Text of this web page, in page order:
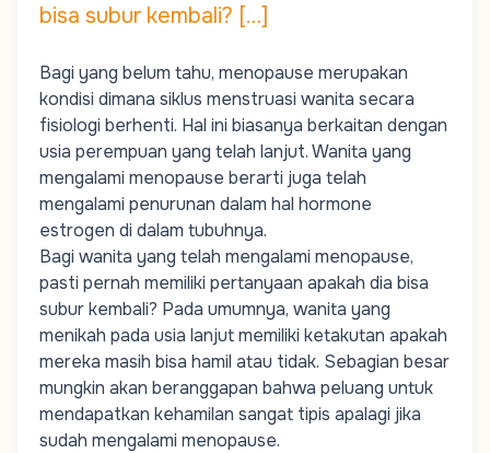
bisa subur kembali? […]
Bagi yang belum tahu, menopause merupakan
kondisi dimana siklus menstruasi wanita secara
fisiologi berhenti. Hal ini biasanya berkaitan dengan
usia perempuan yang telah lanjut. Wanita yang
mengalami menopause berarti juga telah
mengalami penurunan dalam hal hormone
estrogen di dalam tubuhnya.
Bagi wanita yang telah mengalami menopause,
pasti pernah memiliki pertanyaan apakah dia bisa
subur kembali? Pada umumnya, wanita yang
menikah pada usia lanjut memiliki ketakutan apakah
mereka masih bisa hamil atau tidak. Sebagian besar
mungkin akan beranggapan bahwa peluang untuk
mendapatkan kehamilan sangat tipis apalagi jika
sudah mengalami menopause.